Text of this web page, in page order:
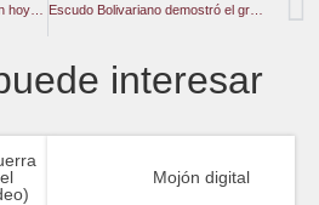
Escudo Bolivariano demostró el gran despliegue de la FANB
interesar
Mojón digital